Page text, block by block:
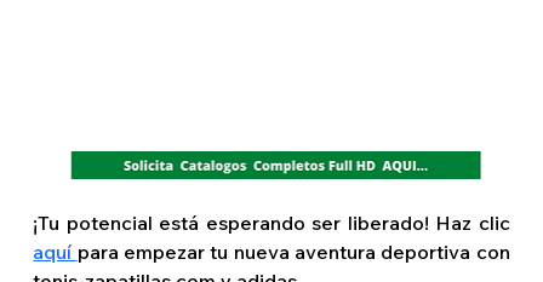
aquí para empezar tu nueva aventura deportiva con